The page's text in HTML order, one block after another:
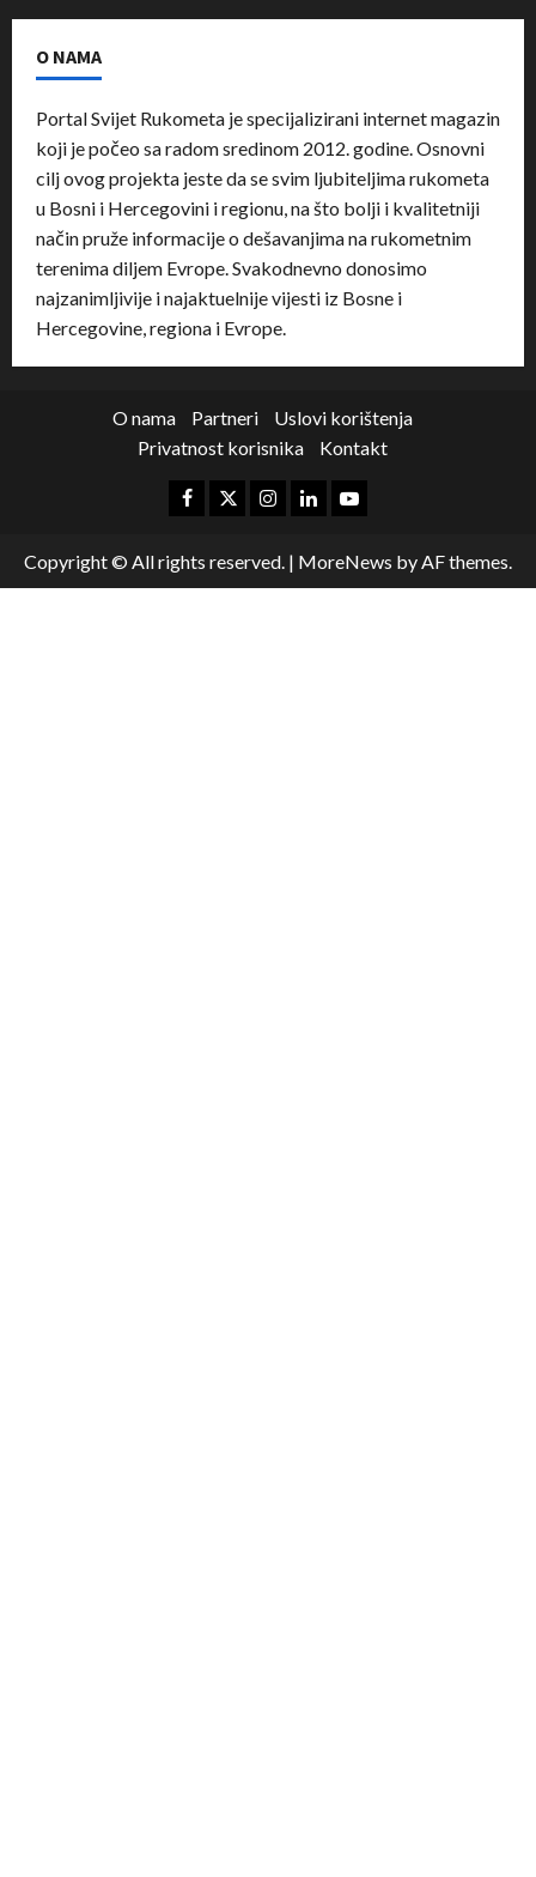
O NAMA
Portal Svijet Rukometa je specijalizirani internet magazin
koji je počeo sa radom sredinom 2012. godine. Osnovni
cilj ovog projekta jeste da se svim ljubiteljima rukometa
u Bosni i Hercegovini i regionu, na što bolji i kvalitetniji
način pruže informacije o dešavanjima na rukometnim
terenima diljem Evrope. Svakodnevno donosimo
najzanimljivije i najaktuelnije vijesti iz Bosne i
Hercegovine, regiona i Evrope.
O nama Partneri
Uslovi korištenja
Privatnost korisnika
Kontakt
Copyright © All rights reserved. | MoreNews by AF themes.